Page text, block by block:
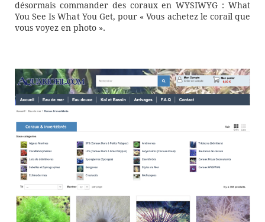
désormais commander des coraux en WYSIWYG : What
You See Is What You Get, pour « Vous achetez le corail que
vous voyez en photo ».